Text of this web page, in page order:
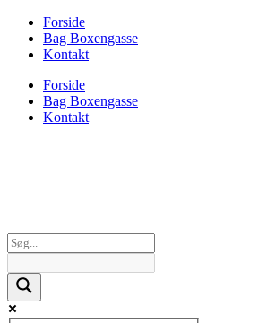
Forside
Bag Boxengasse
Kontakt
Forside
Bag Boxengasse
Kontakt